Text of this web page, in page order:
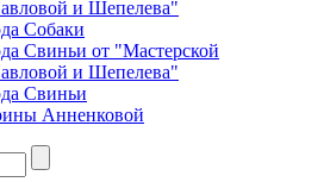
и Шепелева"
Собаки
Свиньи от "Мастерской
и Шепелева"
Свиньи
Анненковой